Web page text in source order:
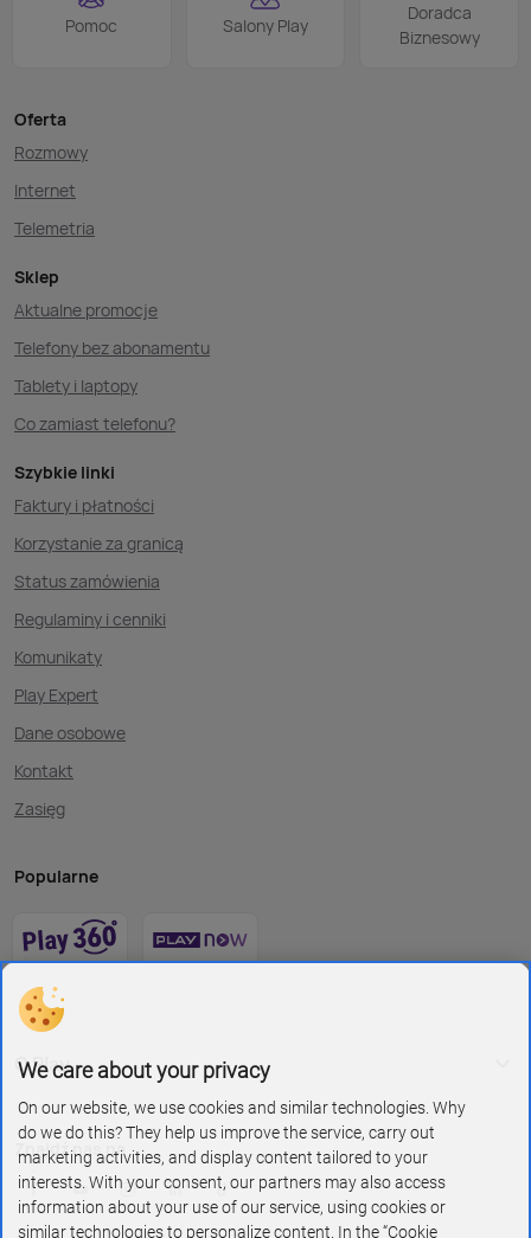
Pomoc Salony Play
Doradca
Biznesowy
Oferta
Rozmowy
Internet
Telemetria
Sklep
Aktualne promocje
Telefony bez abonamentu
Tablety i laptopy
Co zamiast telefonu?
Szybkie linki
Faktury i płatności
Korzystanie za granicą
Status zamówienia
Regulaminy i cenniki
Komunikaty
Play Expert
Dane osobowe
Kontakt
Zasięg
Popularne
O Play
Znajdź nas na
We care about your privacy
On our website, we use cookies and similar technologies. Why
do we do this? They help us improve the service, carry out
marketing activities, and display content tailored to your
interests. With your consent, our partners may also access
information about your use of our service, using cookies or
similar technologies to personalize content. In the “Cookie